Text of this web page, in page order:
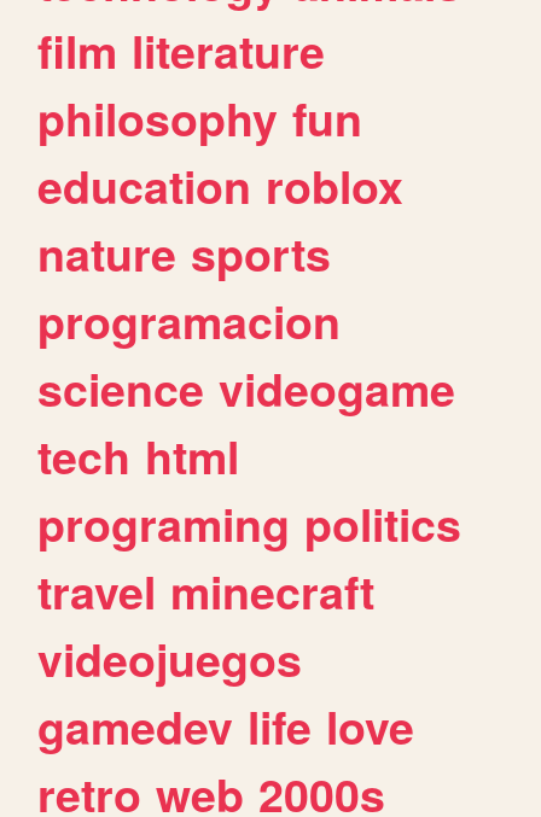
film literature
philosophy fun
education roblox
nature sports
programacion
science videogame
tech html
programing politics
travel minecraft
videojuegos
gamedev life love
retro web 2000s